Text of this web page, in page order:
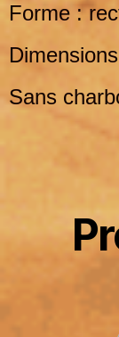
Forme :
Sans